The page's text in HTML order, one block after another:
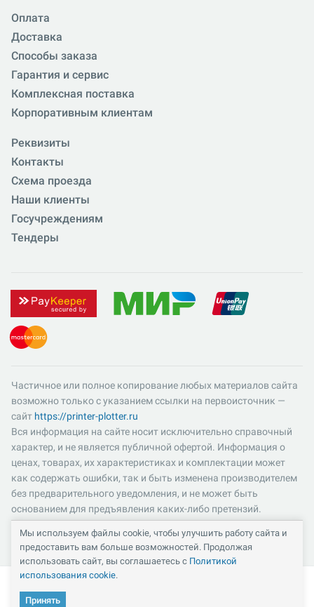
Кабинет
Оплата
Доставка
Способы заказа
Гарантия и сервис
Комплексная поставка
Корпоративным клиентам
Реквизиты
Контакты
Схема проезда
Наши клиенты
Госучреждениям
Тендеры
Частичное или полное копирование любых материалов сайта
возможно только с указанием ссылки на первоисточник —
сайт https://printer-plotter.ru
Вся информация на сайте носит исключительно справочный
характер, и не является публичной офертой. Информация о
ценах, товарах, их характеристиках и комплектации может
как содержать ошибки, так и быть изменена производителем
без предварительного уведомления, и не может быть
основанием для предъявления каких-либо претензий.
Пожалуйста, уточняйте существенные для вас характеристики
и компоненты комплектации товаров. Все цены указаны в
российских рублях и включают в себя НДС 22%.
Мы используем файлы cookie, чтобы улучшить работу сайта и
предоставить вам больше возможностей. Продолжая
использовать сайт, вы соглашаетесь с Политикой
использования cookie.
Принять